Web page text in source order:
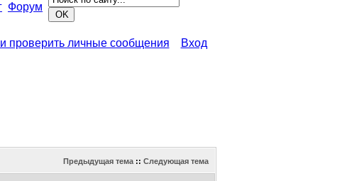
Форум
проверить личные сообщения Вход
Предыдущая тема:: Следующая тема